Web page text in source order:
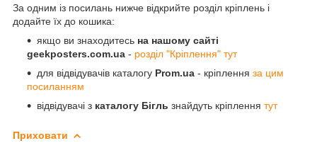
За одним із посилань нижче відкрийте розділ кріплень і
додайте їх до кошика:
якщо ви знаходитесь на нашому сайті
geekposters.com.ua - розділ "Кріплення" тут
для відвідувачів каталогу Prom.ua - кріплення за цим
посиланням
відвідувачі з каталогу Бігль знайдуть кріплення тут
Приховати